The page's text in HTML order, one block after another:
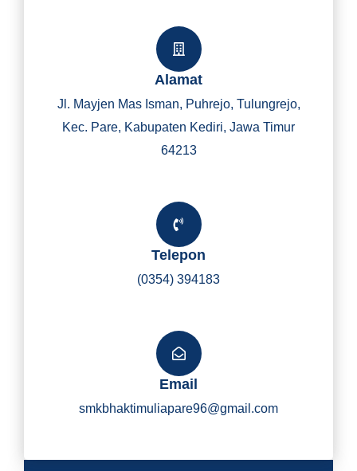
Y
I
Alamat
Jl. Mayjen Mas Isman, Puhrejo, Tulungrejo,
Kec. Pare, Kabupaten Kediri, Jawa Timur
64213
Telepon
(0354) 394183
Email
smkbhaktimuliapare96@gmail.com